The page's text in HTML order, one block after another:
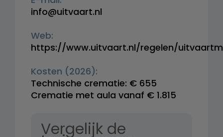
info@uitvaart.nl
Web:
https://www.uitvaart.nl/regelen/
Kosten (2026):
Technische crematie: € 655
Crematie met aula vanaf € 1.815
Vergelijk de